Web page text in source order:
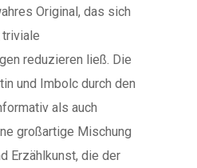
Original, das sich
triviale
reduzieren ließ. Die
und Imbolc durch den
als auch
großartige Mischung
Erzählkunst, die der